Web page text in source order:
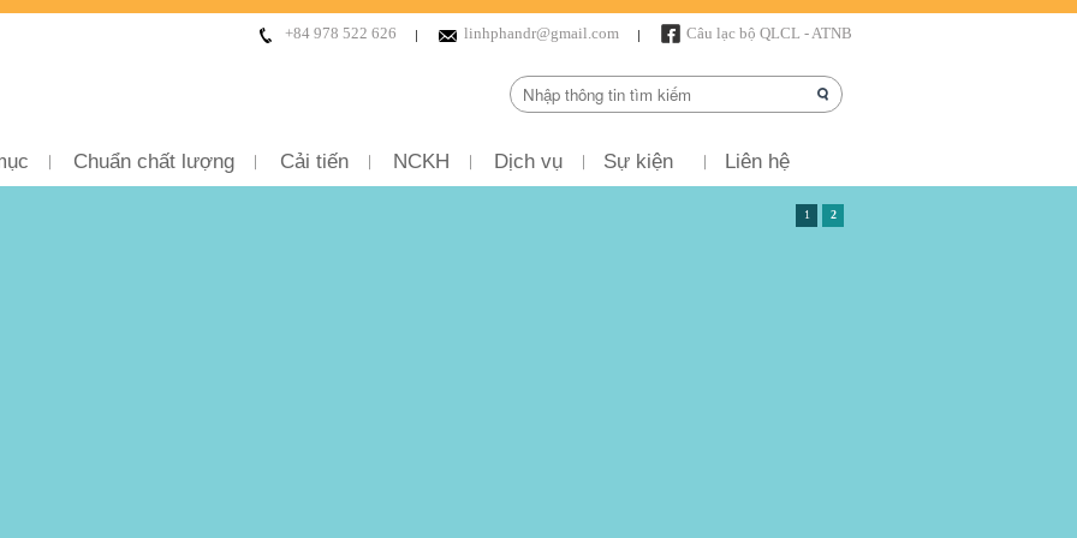
Câu lạc bộ QLCL - ATNB
linhphandr@gmail.com
+84 978 522 626
Chuẩn chất lượng Cải tiến NCKH Dịch vụ Sự kiện Liên hệ
1 2